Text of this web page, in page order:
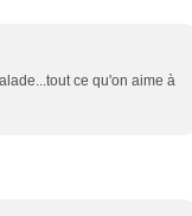
ce qu'on aime à